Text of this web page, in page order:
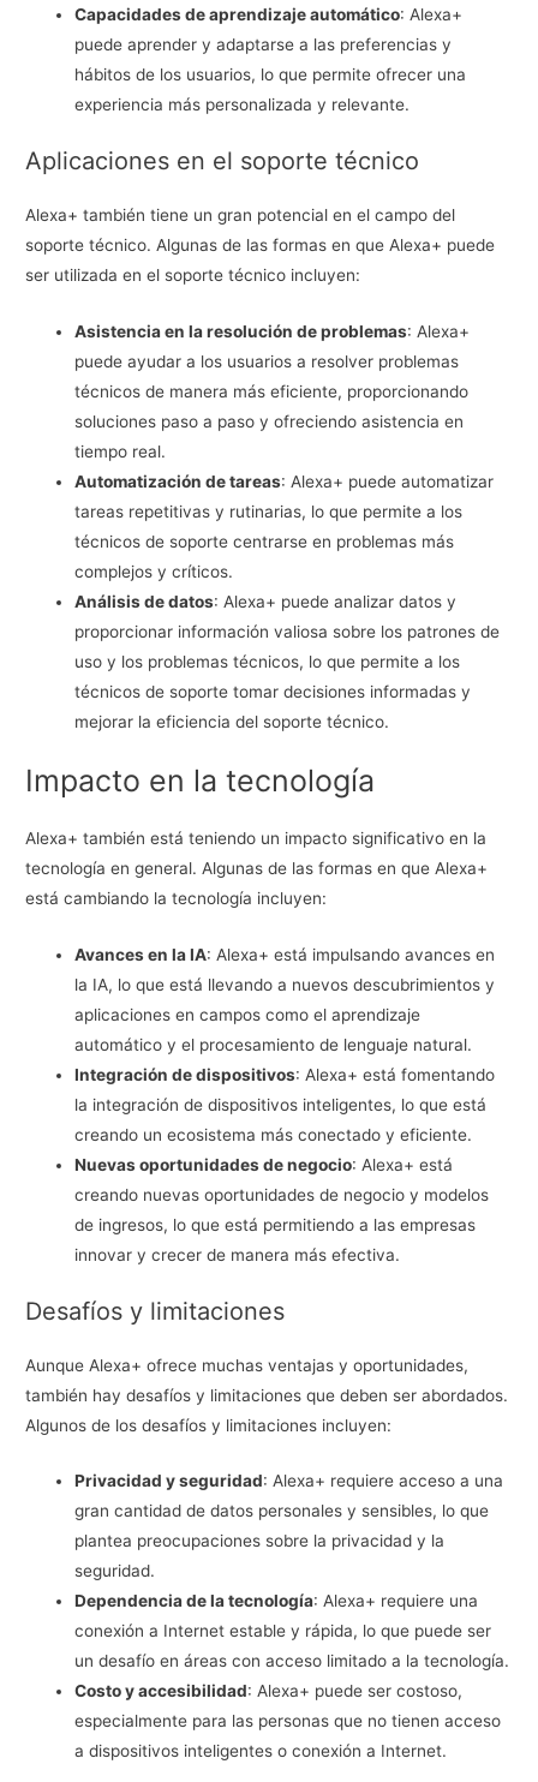
Capacidades de aprendizaje automático: Alexa+
puede aprender y adaptarse a las preferencias y
hábitos de los usuarios, lo que permite ofrecer una
experiencia más personalizada y relevante.
Aplicaciones en el soporte técnico
Alexa+ también tiene un gran potencial en el campo del
soporte técnico. Algunas de las formas en que Alexa+ puede
ser utilizada en el soporte técnico incluyen:
Asistencia en la resolución de problemas: Alexa+
puede ayudar a los usuarios a resolver problemas
técnicos de manera más eficiente, proporcionando
soluciones paso a paso y ofreciendo asistencia en
tiempo real.
Automatización de tareas: Alexa+ puede automatizar
tareas repetitivas y rutinarias, lo que permite a los
técnicos de soporte centrarse en problemas más
complejos y críticos.
Análisis de datos: Alexa+ puede analizar datos y
proporcionar información valiosa sobre los patrones de
uso y los problemas técnicos, lo que permite a los
técnicos de soporte tomar decisiones informadas y
mejorar la eficiencia del soporte técnico.
Impacto en la tecnología
Alexa+ también está teniendo un impacto significativo en la
tecnología en general. Algunas de las formas en que Alexa+
está cambiando la tecnología incluyen:
Avances en la IA: Alexa+ está impulsando avances en
la IA, lo que está llevando a nuevos descubrimientos y
aplicaciones en campos como el aprendizaje
automático y el procesamiento de lenguaje natural.
Integración de dispositivos: Alexa+ está fomentando
la integración de dispositivos inteligentes, lo que está
creando un ecosistema más conectado y eficiente.
Nuevas oportunidades de negocio: Alexa+ está
creando nuevas oportunidades de negocio y modelos
de ingresos, lo que está permitiendo a las empresas
innovar y crecer de manera más efectiva.
Desafíos y limitaciones
Aunque Alexa+ ofrece muchas ventajas y oportunidades,
también hay desafíos y limitaciones que deben ser abordados.
Algunos de los desafíos y limitaciones incluyen:
Privacidad y seguridad: Alexa+ requiere acceso a una
gran cantidad de datos personales y sensibles, lo que
plantea preocupaciones sobre la privacidad y la
seguridad.
Dependencia de la tecnología: Alexa+ requiere una
conexión a Internet estable y rápida, lo que puede ser
un desafío en áreas con acceso limitado a la tecnología.
Costo y accesibilidad: Alexa+ puede ser costoso,
especialmente para las personas que no tienen acceso
a dispositivos inteligentes o conexión a Internet.